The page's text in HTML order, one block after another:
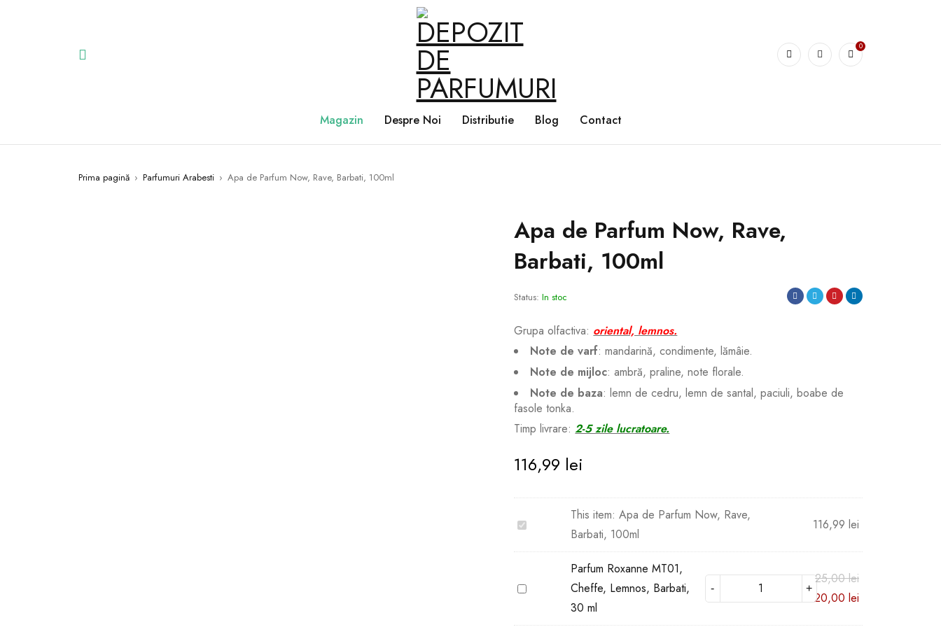
0
Magazin Despre Noi Distributie Blog Contact
Prima pagină › Parfumuri Arabesti › Apa de Parfum Now, Rave, Barbati, 100ml
Apa de Parfum Now, Rave,
Barbati, 100ml
Status: In stoc
Grupa olfactiva: oriental, lemnos.
Note de varf: mandarină, condimente, lămâie.
Note de mijloc: ambră, praline, note florale.
Note de baza: lemn de cedru, lemn de santal, paciuli, boabe de
fasole tonka.
Timp livrare:2-5 zile lucratoare.
116,99 lei
Apa
Parfum
Rave,
This item: Apa de Parfum Now, Rave,
Barbati, 100ml
116,99 lei
Parfum
Parfum Roxanne MT01,
Cheffe, Lemnos, Barbati,
30 ml
25,00lei
20,00 lei